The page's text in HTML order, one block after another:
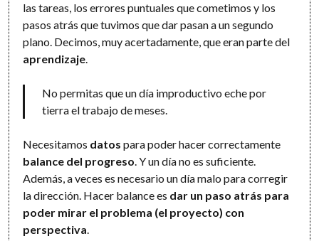
las tareas, los errores puntuales que cometimos y los
pasos atrás que tuvimos que dar pasan a un segundo
plano. Decimos, muy acertadamente, que eran parte del
aprendizaje.
No permitas que un día improductivo eche por
tierra el trabajo de meses.
Necesitamos datos para poder hacer correctamente
balance del progreso. Y un día no es suficiente.
Además, a veces es necesario un día malo para corregir
la dirección. Hacer balance es dar un paso atrás para
poder mirar el problema (el proyecto) con
perspectiva.